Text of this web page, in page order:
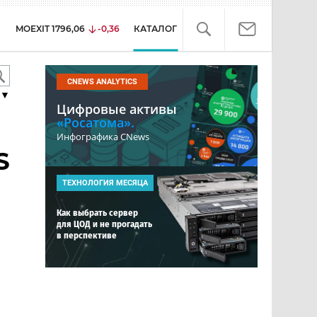
MOEXIT 1796,06 -0,36 КАТАЛОГ
▼
CNEWS ANALYTICS
Цифровые активы
«Росатома».
Инфографика CNews
ТЕХНОЛОГИЯ МЕСЯЦА
Как выбрать сервер
для ЦОД и не прогадать
в перспективе